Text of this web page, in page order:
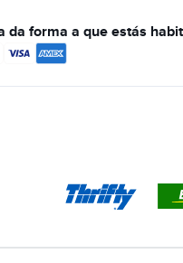
da forma a que estás